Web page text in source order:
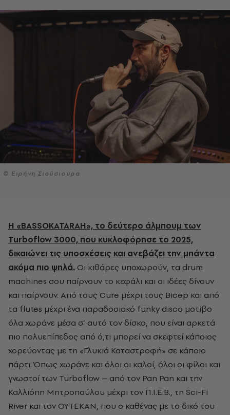
© Ειρήνη Σιούσιουρα
Η «ΒASSOKATARAH», το δεύτερο άλμπουμ των
Turboflow 3000, που κυκλοφόρησε το 2025,
δικαιώνει τις υποσχέσεις και ανεβάζει την μπάντα
ακόμα πιο ψηλά. Οι κιθάρες υποχωρούν, τα drum
machines σου παίρνουν το κεφάλι και οι ιδέες δίνουν
και παίρνουν. Από τους Cure μέχρι τους Bicep και από
τα flutes μέχρι ένα παραδοσιακό funky disco μοτίβο
όλα χωράνε μέσα σ’ αυτό τον δίσκο, που είναι αρκετά
πιο πολυεπίπεδος από ό,τι μπορεί να σκεφτεί κάποιος
χορεύοντας με τη «Γλυκιά Καταστροφή» σε κάποιο
πάρτι. Όπως χωράνε και όλοι οι καλοί, όλοι οι φίλοι και
γνωστοί των Turboflow – από τον Pan Pan και την
Καλλιόπη Μητροπούλου μέχρι τον Π.Ι.Ε.Β., τη Sci-Fi
River και τον ΟΥΤΕΚΑΝ, που ο καθένας με το δικό του